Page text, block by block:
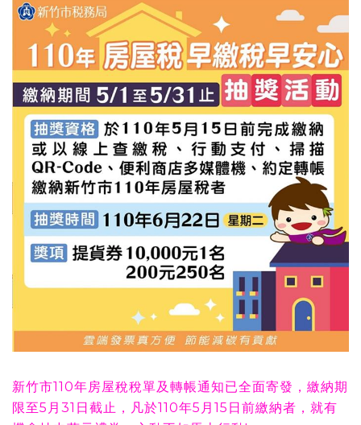
o
n
新竹市110年房屋稅稅單及轉帳通知已全面寄發，繳納期
限至5月31日截止，凡於110年5月15日前繳納者，就有